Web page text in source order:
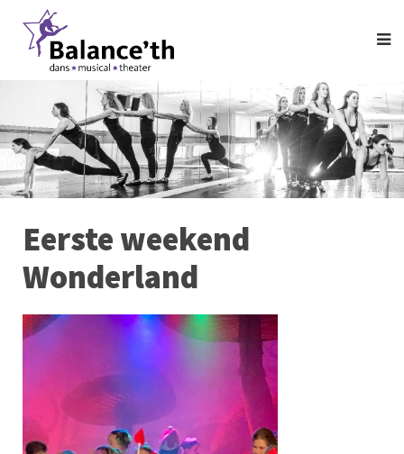
Eerste weekend
Wonderland